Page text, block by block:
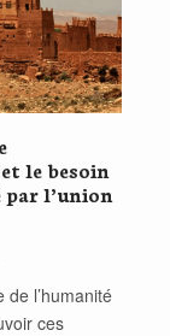
le besoin
l’union
de l’humanité
ces